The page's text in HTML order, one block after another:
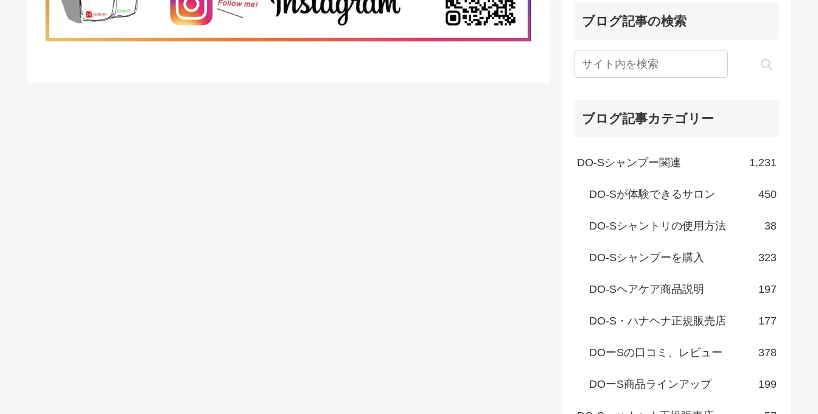
ブログ記事の検索
ブログ記事カテゴリー
DO-Sシャンプー関連 1,231
DO-Sが体験できるサロン 450
DO-Sシャントリの使用方法 38
DO-Sシャンプーを購入 323
DO-Sヘアケア商品説明 197
DO-S・ハナヘナ正規販売店 177
DOーSの口コミ、レビュー 378
DOーS商品ラインアップ 199